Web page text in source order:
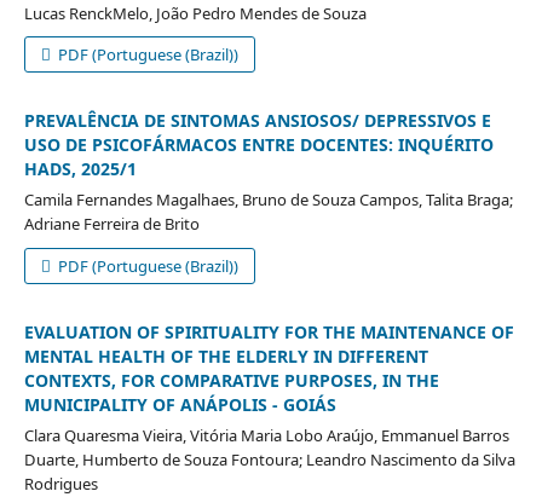
Lucas RenckMelo, João Pedro Mendes de Souza
PDF (Portuguese (Brazil))
PREVALÊNCIA DE SINTOMAS ANSIOSOS/ DEPRESSIVOS E
USO DE PSICOFÁRMACOS ENTRE DOCENTES: INQUÉRITO
HADS, 2025/1
Camila Fernandes Magalhaes, Bruno de Souza Campos, Talita Braga;
Adriane Ferreira de Brito
PDF (Portuguese (Brazil))
EVALUATION OF SPIRITUALITY FOR THE MAINTENANCE OF
MENTAL HEALTH OF THE ELDERLY IN DIFFERENT
CONTEXTS, FOR COMPARATIVE PURPOSES, IN THE
MUNICIPALITY OF ANÁPOLIS - GOIÁS
Clara Quaresma Vieira, Vitória Maria Lobo Araújo, Emmanuel Barros
Duarte, Humberto de Souza Fontoura; Leandro Nascimento da Silva
Rodrigues